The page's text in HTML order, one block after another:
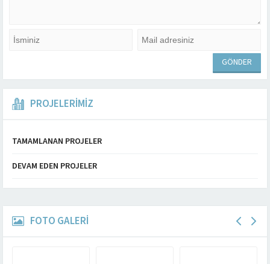
PROJELERİMİZ
TAMAMLANAN PROJELER
DEVAM EDEN PROJELER
FOTO GALERİ